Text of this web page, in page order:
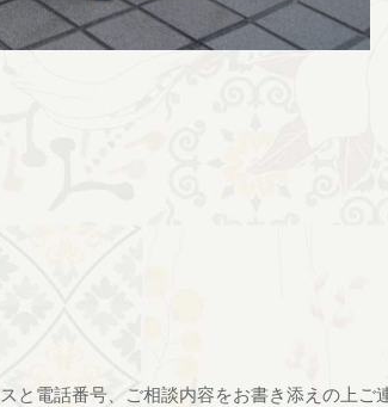
と電話番号、ご相談内容をお書き添えの上ご